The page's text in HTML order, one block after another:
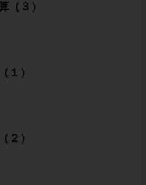
（３）
１）
２）